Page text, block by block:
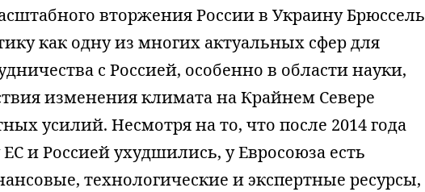
вторжения России в Украину Брюссель
как одну из многих актуальных сфер для
с Россией, особенно в области науки,
изменения климата на Крайнем Севере
усилий. Несмотря на то, что после 2014 года
и Россией ухудшились, у Евросоюза есть
технологические и экспертные ресурсы,